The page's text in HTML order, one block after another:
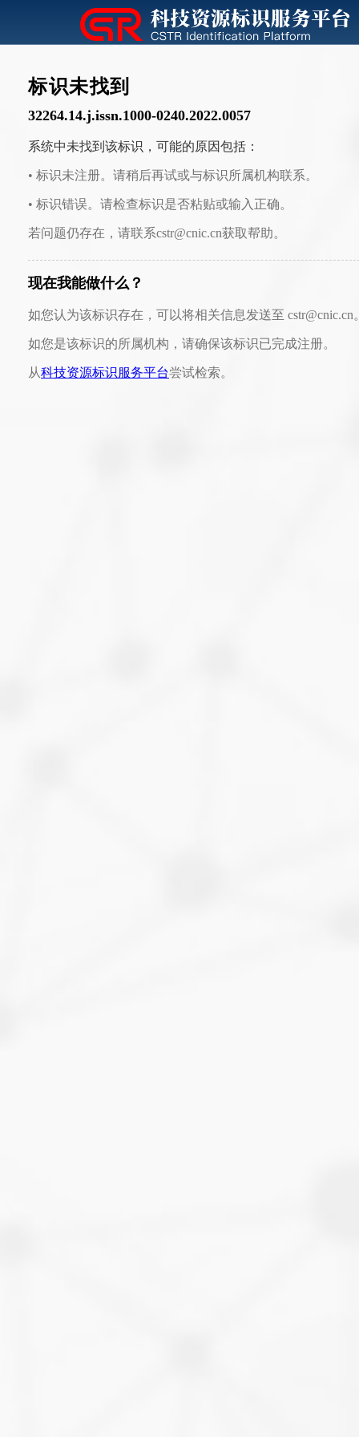
标识未找到
32264.14.j.issn.1000-0240.2022.0057
系统中未找到该标识，可能的原因包括：
• 标识未注册。请稍后再试或与标识所属机构联系。
• 标识错误。请检查标识是否粘贴或输入正确。
若问题仍存在，请联系cstr@cnic.cn获取帮助。
现在我能做什么？
如您认为该标识存在，可以将相关信息发送至 cstr@cnic.cn
如您是该标识的所属机构，请确保该标识已完成注册。
从科技资源标识服务平台尝试检索。